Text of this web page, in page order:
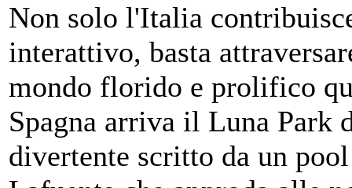
Non solo l'Italia
interattivo, basta
mondo florido e prolifico
Spagna arriva il Luna Park
divertente scritto da un